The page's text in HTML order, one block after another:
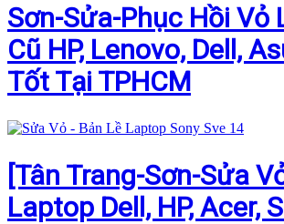
Sơn-Sửa-Phục Hồi Vỏ
Cũ HP, Lenovo, Dell,
Tốt Tại TPHCM
[Tân Trang-Sơn-Sửa
Laptop Dell, HP, Acer,